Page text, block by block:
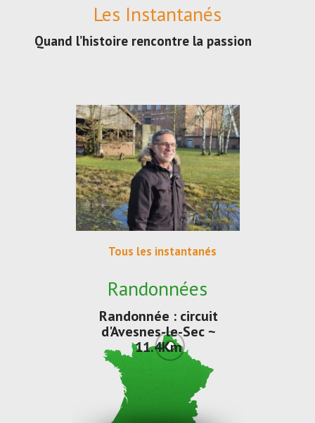
Les Instantanés
Quand l’histoire rencontre la passion
Tous les instantanés
Randonnées
Randonnée : circuit
d'Avesnes-le-Sec ~
11.4Km